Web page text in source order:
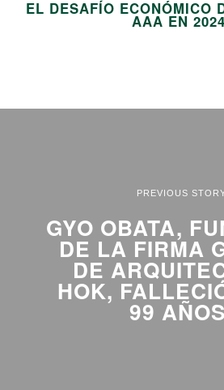
EL DESAFÍO ECONÓMICO
AAA EN
PREVIOUS
GYO OBATA,
DE LA FIRMA
DE
HOK,
99